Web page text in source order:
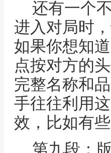
还有一个
进入对局时
如果你想知
点按对方的
完整名称和
手往往利用
效，比如有
第九段：